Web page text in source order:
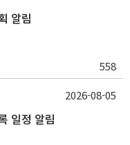
알림
558
일정 알림
2026-08-05